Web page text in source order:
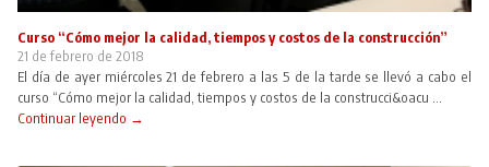
Curso “Cómo mejor la calidad, tiempos y costos de la construcción”
21 de febrero de 2018
El día de ayer miércoles 21 de febrero a las 5 de la tarde se llevó a cabo el
curso “Cómo mejor la calidad, tiempos y costos de la construcci&oacu ...
Continuar leyendo →